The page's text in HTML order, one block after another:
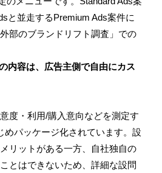
と並走するPremium Ads案件に
部のブランドリフト調査」での
内容は、広告主側で自由にカス
度・利用/購入意向などを測定す
めパッケージ化されています。設
リットがある一方、自社独自の
とはできないため、詳細な設問